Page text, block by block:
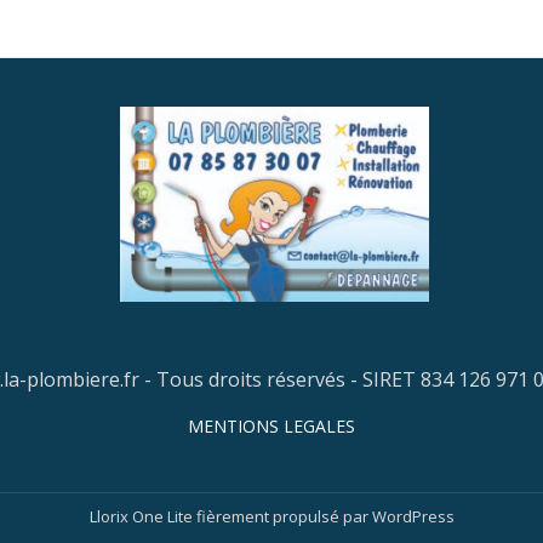
plombiere.fr - Tous droits réservés - SIRET 834 126 971
MENTIONS LEGALES
Llorix One Lite fièrement propulsé parWordPress